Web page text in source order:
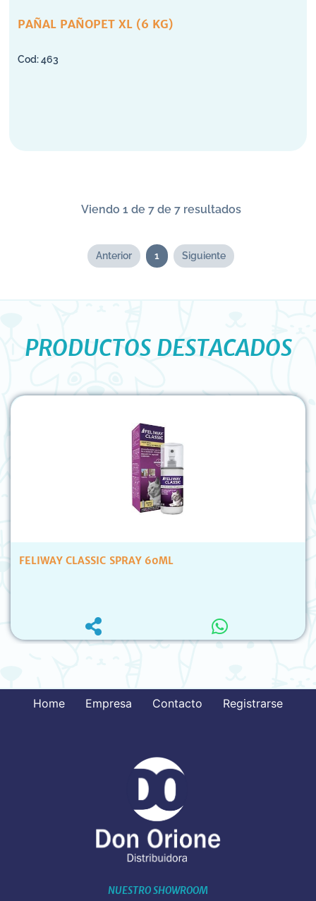
PAÑAL PAÑOPET XL (6 KG)
463
Viendo 1 de 7 de 7 resultados
Anterior 1 Siguiente
PRODUCTOS DESTACADOS
FELIWAY CLASSIC SPRAY 60ML
Home Empresa Contacto Registrarse
NUESTRO SHOWROOM